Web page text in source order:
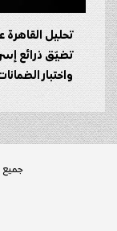
تحليل القاهرة
تضيّق ذرائع
واختبار
جميع